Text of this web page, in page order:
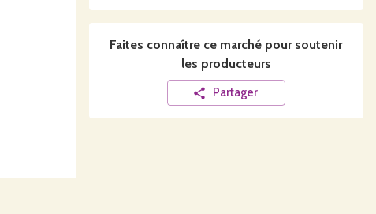
Faites connaître ce marché pour soutenir
les producteurs
Partager